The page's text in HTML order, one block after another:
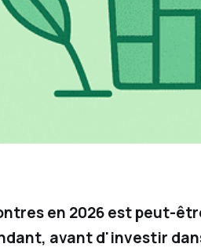
en 2026 est peut-
avant d'investir